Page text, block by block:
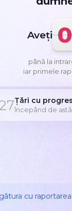
Aveți 0
până la
iar primele
Țări cu
începând de
cu raportarea